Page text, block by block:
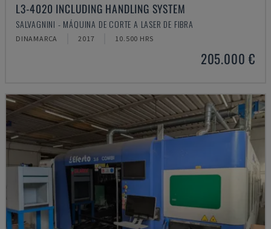
L3-4020 INCLUDING HANDLING SYSTEM
SALVAGNINI - MÁQUINA DE CORTE A LASER DE FIBRA
DINAMARCA 2017 10.500 HRS
205.000 €